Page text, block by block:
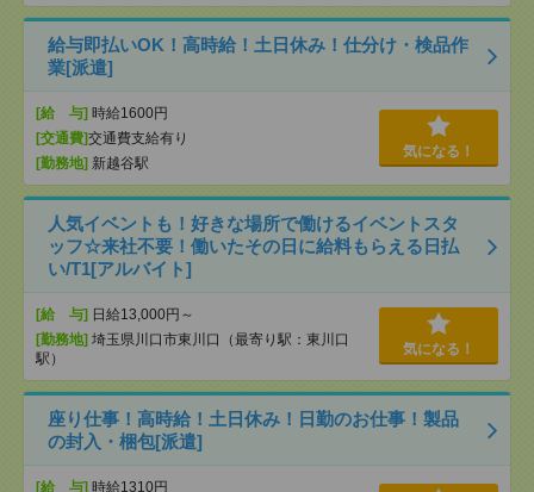
給与即払いOK！高時給！土日休み！仕分け・検品作
業[派遣]
[給 与] 時給1600円
[交通費]交通費支給有り
[勤務地] 新越谷駅
気になる！
人気イベントも！好きな場所で働けるイベントスタ
ッフ☆来社不要！働いたその日に給料もらえる日払
い/T1[アルバイト]
[給 与] 日給13,000円～
[勤務地] 埼玉県川口市東川口（最寄り駅：東川口
駅）
気になる！
座り仕事！高時給！土日休み！日勤のお仕事！製品
の封入・梱包[派遣]
[給 与] 時給1310円